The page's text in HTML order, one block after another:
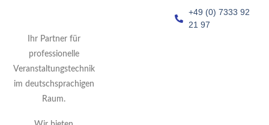
Ihr Partner für
professionelle
Veranstaltungstechnik
im deutschsprachigen
Raum.
+49 (0) 7333 92
21 97